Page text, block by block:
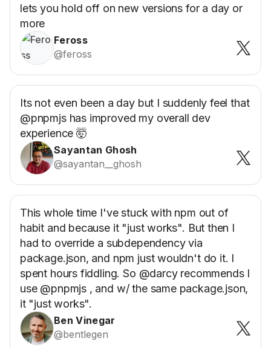
lets you hold off on new versions for a day or
more
Feross
@feross
Its not even been a day but I suddenly feel that
@pnpmjs has improved my overall dev
experience 🤯
Sayantan Ghosh
@sayantan__ghosh
This whole time I've stuck with npm out of
habit and because it "just works". But then I
had to override a subdependency via
package.json, and npm just wouldn't do it. I
spent hours fiddling. So @darcy recommends I
use @pnpmjs , and w/ the same package.json,
it "just works".
Ben Vinegar
@bentlegen